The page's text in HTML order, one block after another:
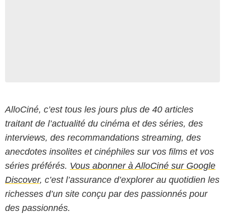
AlloCiné, c’est tous les jours plus de 40 articles
traitant de l’actualité du cinéma et des séries, des
interviews, des recommandations streaming, des
anecdotes insolites et cinéphiles sur vos films et vos
séries préférés. Vous abonner à AlloCiné sur Google
Discover, c’est l’assurance d’explorer au quotidien les
richesses d’un site conçu par des passionnés pour
des passionnés.